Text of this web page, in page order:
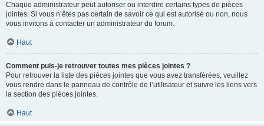
Chaque administrateur peut autoriser ou interdire certains types de pièces
jointes. Si vous n’êtes pas certain de savoir ce qui est autorisé ou non, nous
vous invitons à contacter un administrateur du forum.
Haut
Comment puis-je retrouver toutes mes pièces jointes ?
Pour retrouver la liste des pièces jointes que vous avez transférées, veuillez
vous rendre dans le panneau de contrôle de l’utilisateur et suivre les liens vers
la section des pièces jointes.
Haut